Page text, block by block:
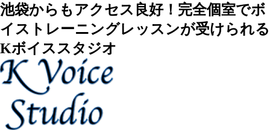
池袋からもアクセス良好！完全個室でボ
イストレーニングレッスンが受けられる
Kボイススタジオ